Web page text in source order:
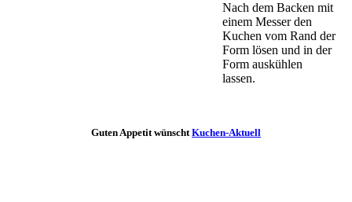
Nach dem Backen mit
einem Messer den
Kuchen vom Rand der
Form lösen und in der
Form auskühlen
lassen.
Guten Appetit wünscht Kuchen-Aktuell